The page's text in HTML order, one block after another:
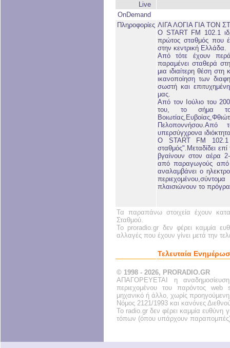
Live
OnDemand
Πληροφορίες ΛΙΓΑ ΛΟΓΙΑ ΓΙΑ ΤΟΝ
Ο START FM 102.1
πρώτος σταθμός που
στην κεντρική Ελλάδα.
Από τότε έχουν
παραμένει σταθερά
μια ιδιαίτερη θέση
ικανοποίηση των
σωστή και
μας.
Από τον Ιούλιο του
του, το σήμα
υπερσύγχρονα
Ο START FM 102.1
σταθμός".Μεταδίδει
βγαίνουν στον αέρα 2-
από παραγωγούς από
αναλαμβάνει ο
πλαισιώνουν το
Τα παραπάνω στοιχεία έχουν
Σταθμού.
Το proradio.gr δεν φέρει καμμία
αλλαγές που έχουν γίνει μετά την
Τελευταία
© 1998 - 2026, PRORADIO.GR
ΑΠΑΓΟΡΕΥΕΤΑΙ η
περιεχομένου του παρόντος web
μηχανικό ή άλλο, χωρίς
Νόμος 2121/1993 και κανόνες
Το radio.gr δεν φέρει καμμία ευθύνη
τόπων (όπου υπάρχουν